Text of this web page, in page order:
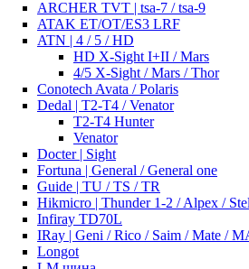
ARCHER TVT | tsa-7 / tsa-9
ATAK ET/OT/ES3 LRF
ATN | 4 / 5 / HD
HD X-Sight I+II / Mars
4/5 X-Sight / Mars / Thor
Conotech Avata / Polaris
Dedal | T2-T4 / Venator
T2-T4 Hunter
Venator
Docter | Sight
Fortuna | General / General one
Guide | TU / TS / TR
Hikmicro | Thunder 1-2 / Alpex /
Infiray TD70L
IRay | Geni / Rico / Saim / Mate /
Longot